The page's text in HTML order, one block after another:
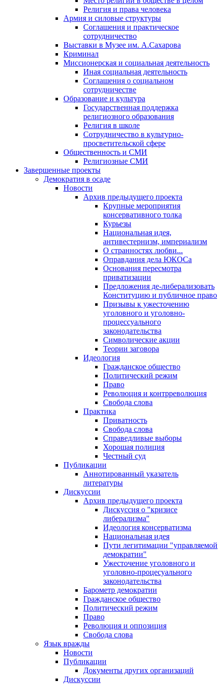
Религия и права человека
Армия и силовые структуры
Соглашения и практическое
сотрудничество
Выставки в Музее им. А.Сахарова
Криминал
Миссионерская и социальная деятельность
Иная социальная деятельность
Соглашения о социальном
сотрудничестве
Образование и культура
Государственная поддержка
религиозного образования
Религия в школе
Сотрудничество в культурно-
просветительской сфере
Общественность и СМИ
Религиозные СМИ
Завершенные проекты
Демократия в осаде
Новости
Архив предыдущего проекта
Крупные мероприятия
консервативного толка
Курьезы
Национальная идея,
антивестернизм, империализм
О странностях любви...
Оправдания дела ЮКОСа
Основания пересмотра
приватизации
Предложения де-либерализовать
Конституцию и публичное право
Призывы к ужесточению
уголовного и уголовно-
процессуального
законодательства
Символические акции
Теории заговора
Идеология
Гражданское общество
Политический режим
Право
Революция и контрреволюция
Свобода слова
Практика
Приватность
Свобода слова
Справедливые выборы
Хорошая полиция
Честный суд
Публикации
Аннотированный указатель
литературы
Дискуссии
Архив предыдущего проекта
Дискуссия о "кризисе
либерализма"
Идеология консерватизма
Национальная идея
Пути легитимации "управляемой
демократии"
Ужесточение уголовного и
уголовно-процесуального
законодательства
Барометр демократии
Гражданское общество
Политический режим
Право
Революция и оппозиция
Свобода слова
Язык вражды
Новости
Публикации
Документы других организаций
Дискуссии